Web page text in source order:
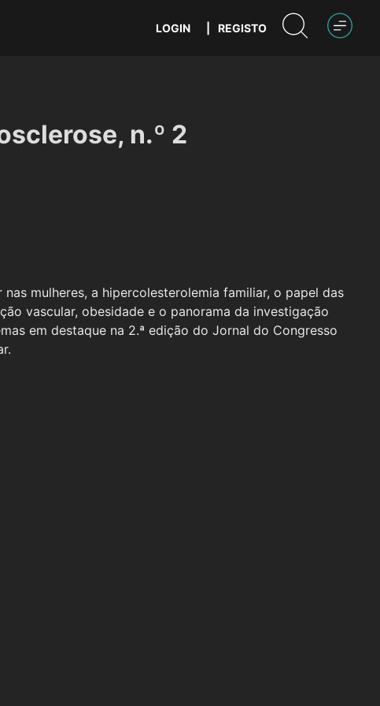
LOGIN REGISTO
n.º 2
mulheres, a hipercolesterolemia familiar, o papel das
vascular, obesidade e o panorama da investigação
em destaque na 2.ª edição do Jornal do Congresso